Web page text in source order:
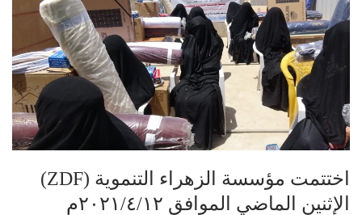
اختتمت مؤسسة الزهراء التنموية (ZDF)
الإثنين الماضي الموافق ٢٠٢١/٤/١٢م